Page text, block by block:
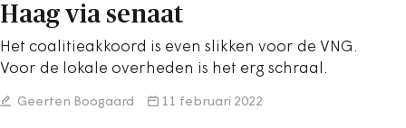
Haag via senaat
Het coalitieakkoord is even slikken voor de VNG.
Voor de lokale overheden is het erg schraal.
Geerten Boogaard 11 februari 2022